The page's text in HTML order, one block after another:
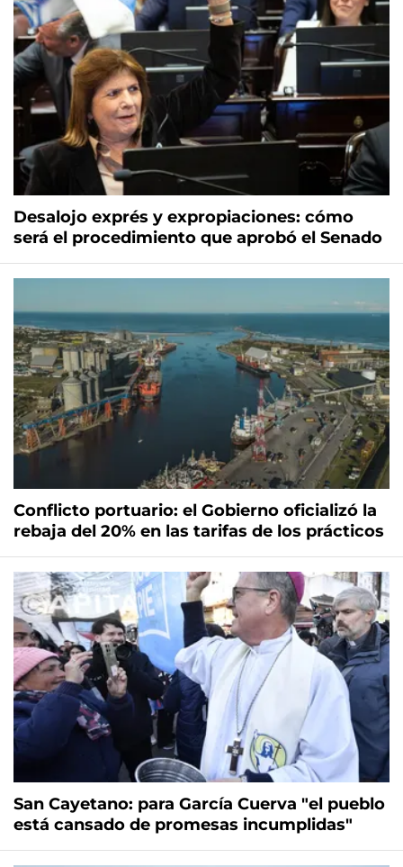
Desalojo exprés y expropiaciones: cómo
será el procedimiento que aprobó el Senado
Conflicto portuario: el Gobierno oficializó la
rebaja del 20% en las tarifas de los prácticos
San Cayetano: para García Cuerva "el pueblo
está cansado de promesas incumplidas"